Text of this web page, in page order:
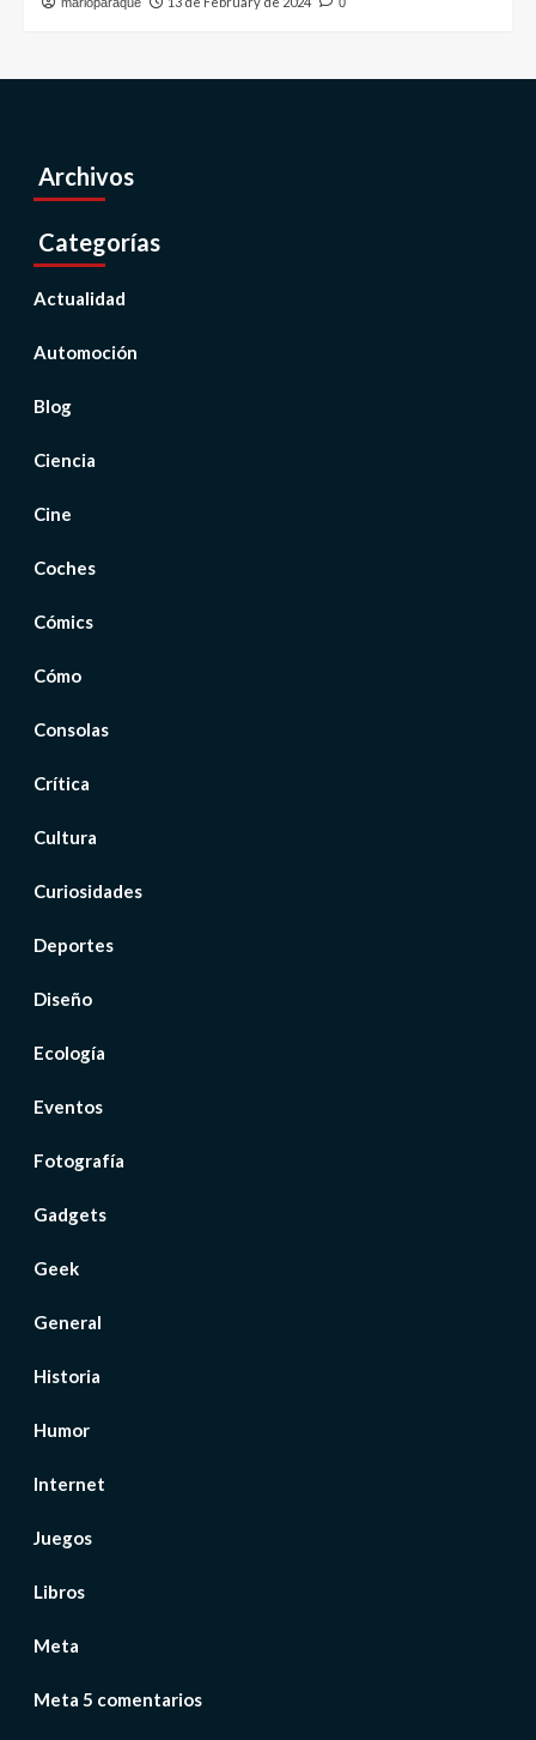
marioparaque 0
Archivos
Categorías
Actualidad
Automoción
Blog
Ciencia
Cine
Coches
Cómics
Cómo
Consolas
Crítica
Cultura
Curiosidades
Deportes
Diseño
Ecología
Eventos
Fotografía
Gadgets
Geek
General
Historia
Humor
Internet
Juegos
Libros
Meta
Meta 5 comentarios